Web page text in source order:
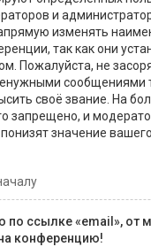
и
изменять
так как они
Пожалуйста, не
сообщениями
своё звание. На
запрещено, и
значение
по ссылке «email», от
конференцию!